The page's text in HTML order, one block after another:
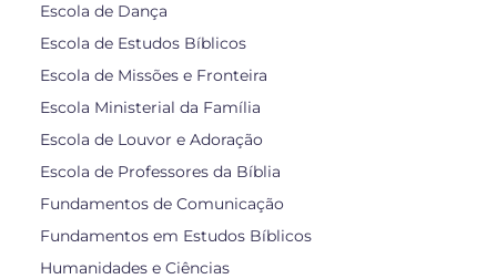
Escola de Dança
Escola de Estudos Bíblicos
Escola de Missões e Fronteira
Escola Ministerial da Família
Escola de Louvor e Adoração
Escola de Professores da Bíblia
Fundamentos de Comunicação
Fundamentos em Estudos Bíblicos
Humanidades e Ciências